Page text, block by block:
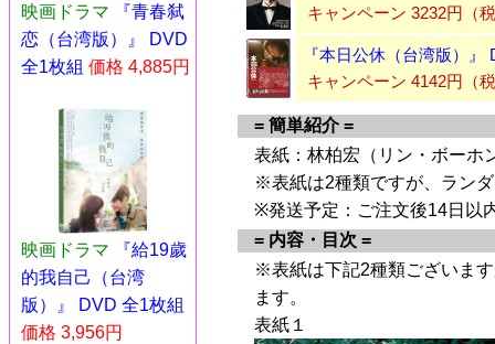
映画ドラマ
『青春弑
恋（台湾版）』 DVD
全1枚組 価格 4,885円
映画ドラマ
『給19歲
的我自己（台湾
版）』 DVD 全1枚組
価格 3,956円
キャンペーン 3232円（
『本日公休（台湾版）』
キャンペーン 4142円（
= 簡単紹介 =
表紙：林柏宏（リン・ボーホ
※表紙は2種類ですが、ラン
※発送予定：ご注文後14日以
= 内容・目次 =
※表紙は下記2種類ございま
ます。
表紙１